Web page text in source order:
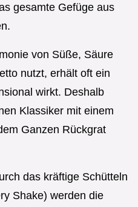
gesamte Gefüge aus
von Süße, Säure
nutzt, erhält oft ein
wirkt. Deshalb
Klassiker mit einem
Ganzen Rückgrat
das kräftige Schütteln
Shake) werden die